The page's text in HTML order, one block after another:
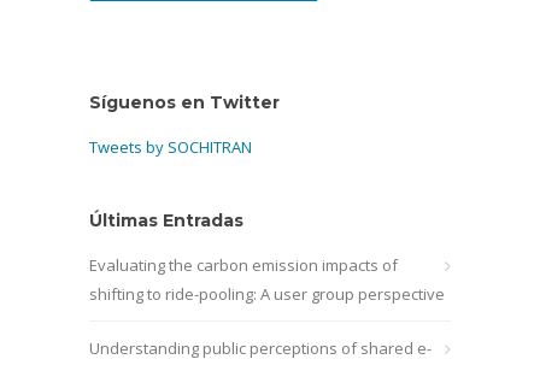
Síguenos en Twitter
Tweets by SOCHITRAN
Últimas Entradas
Evaluating the carbon emission impacts of
shifting to ride-pooling: A user group perspective
Understanding public perceptions of shared e-